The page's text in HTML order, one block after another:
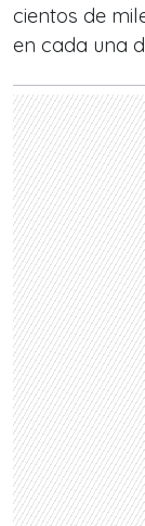
cientos de
en cada una